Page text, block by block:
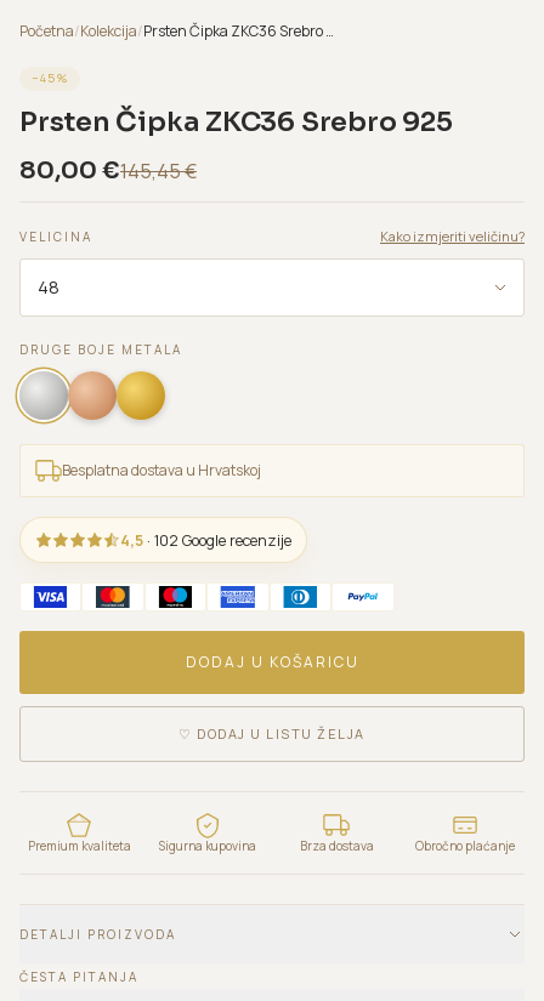
Početna/Kolekcija/ Prsten Čipka ZKC36 Srebro 925
−45%
Prsten Čipka ZKC36 Srebro 925
80,00 €145,45€
VELICINA Kako izmjeriti veličinu?
DRUGE BOJE METALA
Besplatna dostava u Hrvatskoj
4,5 · 102 Google recenzije
DODAJ U KOŠARICU
♡ DODAJ U LISTU ŽELJA
Premium kvaliteta Sigurna kupovina Brza dostava Obročno plaćanje
DETALJI PROIZVODA
ČESTA PITANJA